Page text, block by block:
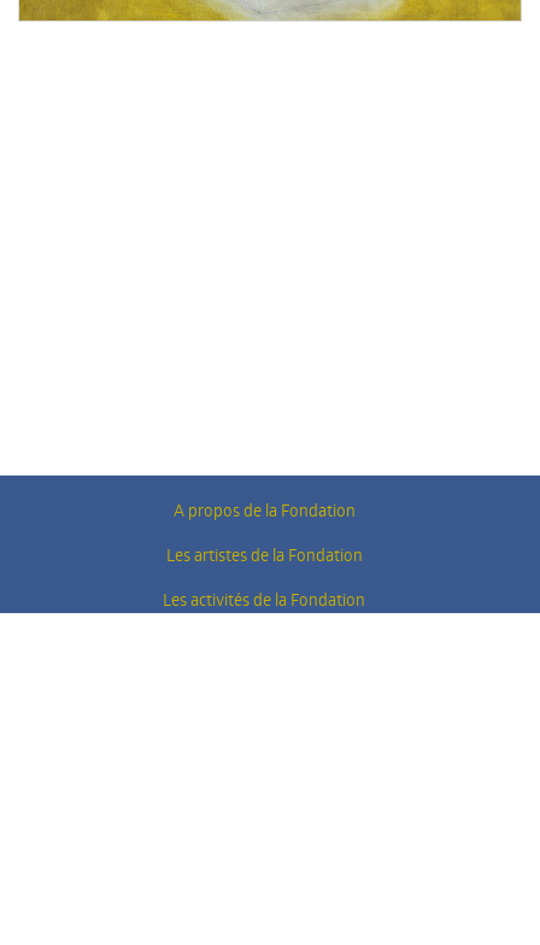
A proposde la Fondation
Les artistesde la Fondation
Les activitésde la Fondation